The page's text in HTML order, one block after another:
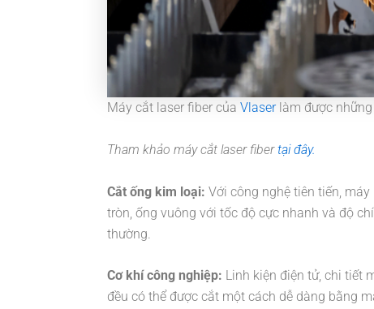
Máy cắt laser fiber của Vlaserlàm được những
Tham khảo máy cắt laser fibertại đây.
Cắt ống kim loại: Với công nghệ tiên tiến,
tròn, ống vuông với tốc độ cực nhanh và độ
thường.
Cơ khí công nghiệp: Linh kiện điện tử, chi tiết
đều có thể được cắt một cách dễ dàng bằng